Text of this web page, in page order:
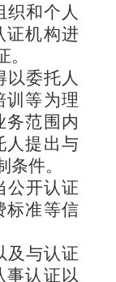
织和个人
证机构进
以委托人
训等为理
务范围内
人提出与
件。
公开认证
标准等信
及与认证
事认证以